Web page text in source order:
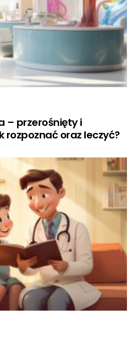
– przerośnięty i
rozpoznać oraz leczyć?